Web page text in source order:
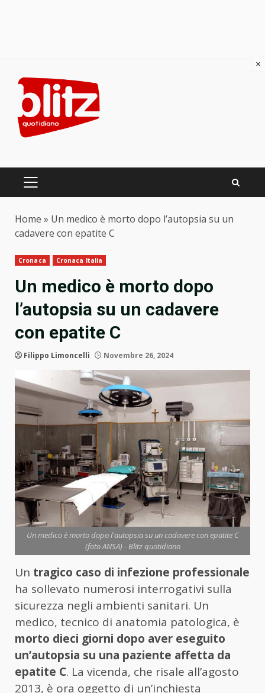
content
PRIMARY
Home » Un medico è morto dopo l’autopsia su un
cadavere con epatite C
Cronaca Cronaca Italia
Un medico è morto dopo
l’autopsia su un cadavere
con epatite C
Filippo Limoncelli Novembre 26, 2024
Un medico è morto dopo l'autopsia su un cadavere con epatite C
(foto ANSA) - Blitz quotidiano
Un tragico caso di infezione professionale
ha sollevato numerosi interrogativi sulla
sicurezza negli ambienti sanitari. Un
medico, tecnico di anatomia patologica, è
morto dieci giorni dopo aver eseguito
un’autopsia su una paziente affetta da
epatite C. La vicenda, che risale all’agosto
2013, è ora oggetto di un’inchiesta
×